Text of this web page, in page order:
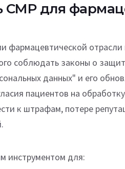
CMP для
фармацевтической
соблюдать законы о
данных" и его
пациентов на
к штрафам, потере
инструментом для: